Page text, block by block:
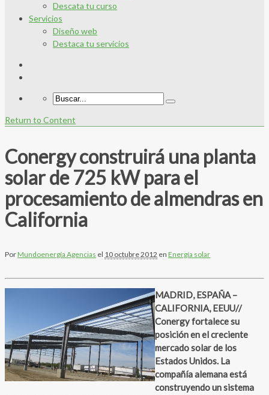
Descata tu curso
Servicios
Diseño web
Destaca tu servicios
Return to Content
Conergy construirá una planta
solar de 725 kW para el
procesamiento de almendras en
California
PorMundoenergía Agencias el 10 octubre 2012 en Energía solar
MADRID, ESPAÑA –
CALIFORNIA, EEUU//
Conergy fortalece su
posición en el creciente
mercado solar de los
Estados Unidos. La
compañía alemana está
construyendo un sistema